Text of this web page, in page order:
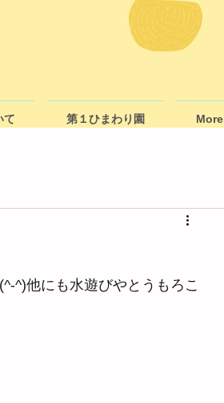
て 第１ひまわり園 More
^)他にも水遊びやとうもろこ